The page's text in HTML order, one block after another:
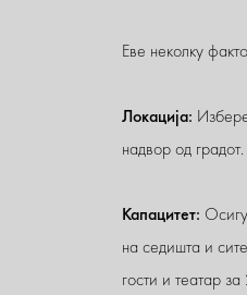
Еве неколку
Локација:
надвор од
Капацитет:
на седишта и
гости и театар